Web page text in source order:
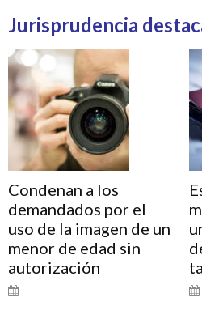
Jurisprudencia
Condenan a los
demandados por el
uso de la imagen de un
menor de edad sin
autorización